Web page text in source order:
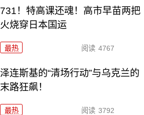
731！特高课还魂！高市早苗两把
火烧穿日本国运
最热 阅读 4767
泽连斯基的“清场行动”与乌克兰的
末路狂飙！
最热 阅读 3792